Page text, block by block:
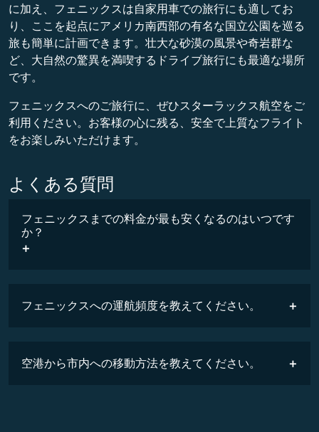
に加え、フェニックスは自家用車での旅行にも適してお
り、ここを起点にアメリカ南西部の有名な国立公園を巡る
旅も簡単に計画できます。壮大な砂漠の風景や奇岩群な
ど、大自然の驚異を満喫するドライブ旅行にも最適な場所
です。
フェニックスへのご旅行に、ぜひスターラックス航空をご
利用ください。お客様の心に残る、安全で上質なフライト
をお楽しみいただけます。
よくある質問
フェニックスまでの料金が最も安くなるのはいつです
か？
COSMILE
フェニックスへの運航頻度を教えてください。
時刻表
空港から市内への移動方法を教えてください。